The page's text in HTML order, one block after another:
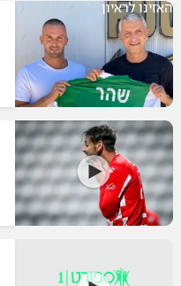
האזינו לראיון